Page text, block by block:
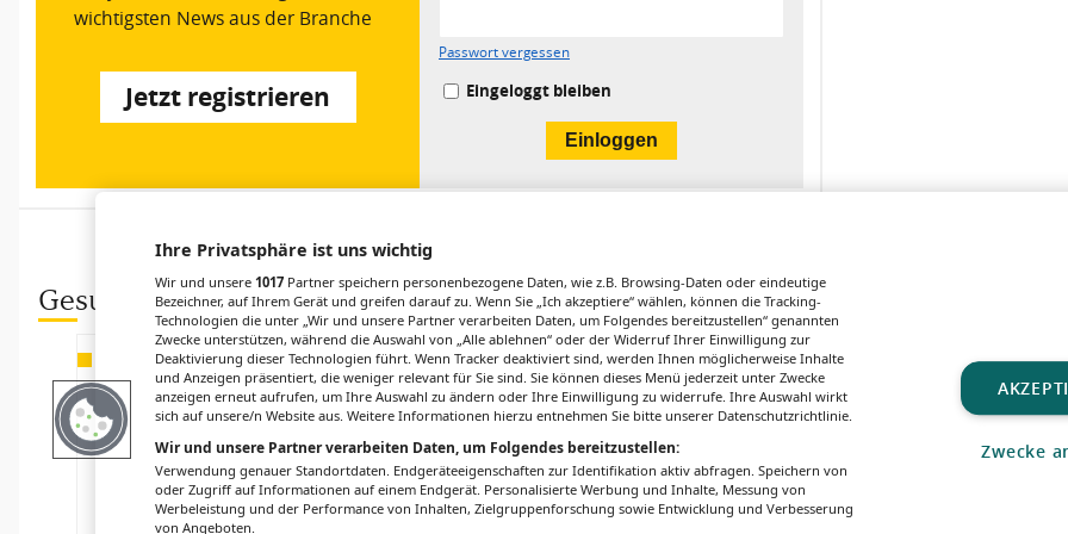
wichtigsten News aus der Branche
Jetzt registrieren
Passwort vergessen
Eingeloggt bleiben
Gesund.at entdecken
PNEUMOLOGIE
Winterinfektion
en aus Sicht der
Pneumologie
FORSCHUNG
Atherosklerose:
Neuer Ansatz
Verhinderung
von
Herzinfarkten
FORTBILDUNG
First-Line-
Physician: Red
Flags von
Herpes Zoster
LEITLINIE
Leitlinie zu
Adipositas im
aktualisiert
Ihre Privatsphäre ist uns wichtig
Wir und unsere 1017 Partner speichern personenbezogene Daten, wie z.B. Browsing-Daten oder eindeutige
Bezeichner, auf Ihrem Gerät und greifen darauf zu. Wenn Sie „Ich akzeptiere“ wählen, können die Tracking-
Technologien die unter „Wir und unsere Partner verarbeiten Daten, um Folgendes bereitzustellen“ genannten
Zwecke unterstützen, während die Auswahl von „Alle ablehnen“ oder der Widerruf Ihrer Einwilligung zur
Deaktivierung dieser Technologien führt. Wenn Tracker deaktiviert sind, werden Ihnen möglicherweise Inhalte
und Anzeigen präsentiert, die weniger relevant für Sie sind. Sie können dieses Menü jederzeit unter Zwecke
anzeigen erneut aufrufen, um Ihre Auswahl zu ändern oder Ihre Einwilligung zu widerrufe. Ihre Auswahl wirkt
sich auf unsere/n Website aus. Weitere Informationen hierzu entnehmen Sie bitte unserer Datenschutzrichtlinie.
Wir und unsere Partner verarbeiten Daten, um Folgendes bereitzustellen:
Verwendung genauer Standortdaten. Endgeräteeigenschaften zur Identifikation aktiv abfragen. Speichern von
oder Zugriff auf Informationen auf einem Endgerät. Personalisierte Werbung und Inhalte, Messung von
Werbeleistung und der Performance von Inhalten, Zielgruppenforschung sowie Entwicklung und Verbesserung
von Angeboten.
Zwecke